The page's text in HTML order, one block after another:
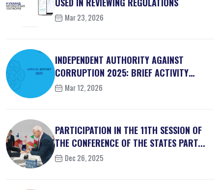
USED IN REVIEWING REGULATIONS
Mar 23, 2026
INDEPENDENT AUTHORITY AGAINST
CORRUPTION 2025: BRIEF ACTIVITY
REPORT
Mar 12, 2026
PARTICIPATION IN THE 11TH SESSION OF
THE CONFERENCE OF THE STATES PART...
Dec 26, 2025